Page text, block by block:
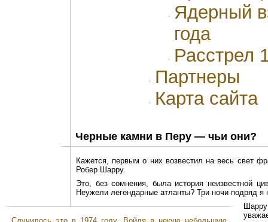
Ядерный
года
Расстрел
Партнеры
Карта сайта
Черные камни в Перу — чьи они?
Кажется, первым о них возвестил на весь свет
Робер Шарру.
Это, без сомнения, была история неизвестной
Неужели легендарные атланты? Три ночи подряд я